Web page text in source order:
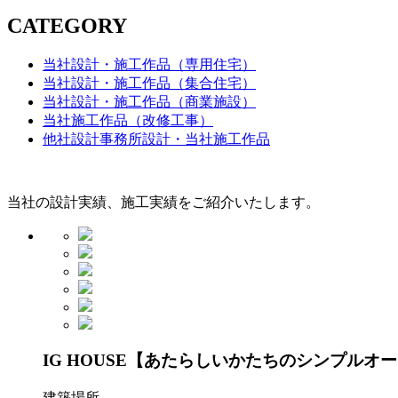
CATEGORY
当社設計・施工作品（専用住宅）
当社設計・施工作品（集合住宅）
当社設計・施工作品（商業施設）
当社施工作品（改修工事）
他社設計事務所設計・当社施工作品
当社の設計実績、施工実績をご紹介いたします。
IG HOUSE【あたらしいかたちのシンプルオー